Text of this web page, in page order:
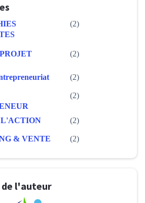
(2)
(2)
(2)
(2)
L'ACTION (2)
& VENTE (2)
de l'auteur